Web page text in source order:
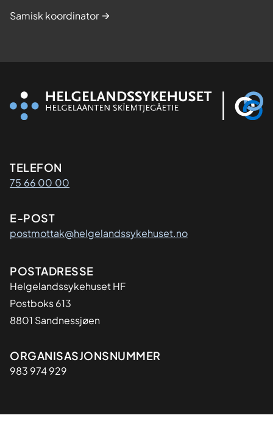
Samisk koordinator
Kontaktinformasjon
TELEFON
75 66 00 00
E-POST
postmottak@helgelandssykehuset.no
Adresse
POSTADRESSE
Helgelandssykehuset HF
Postboks 613
8801 Sandnessjøen
Organisasjon
ORGANISASJONSNUMMER
983 974 929